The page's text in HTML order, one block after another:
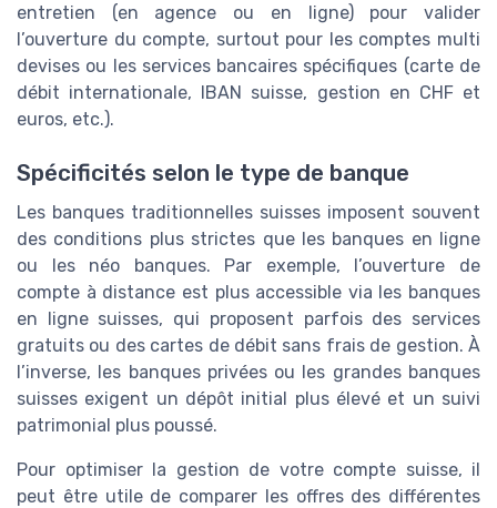
entretien (en agence ou en ligne) pour valider
l’ouverture du compte, surtout pour les comptes multi
devises ou les services bancaires spécifiques (carte de
débit internationale, IBAN suisse, gestion en CHF et
euros, etc.).
Spécificités selon le type de banque
Les banques traditionnelles suisses imposent souvent
des conditions plus strictes que les banques en ligne
ou les néo banques. Par exemple, l’ouverture de
compte à distance est plus accessible via les banques
en ligne suisses, qui proposent parfois des services
gratuits ou des cartes de débit sans frais de gestion. À
l’inverse, les banques privées ou les grandes banques
suisses exigent un dépôt initial plus élevé et un suivi
patrimonial plus poussé.
Pour optimiser la gestion de votre compte suisse, il
peut être utile de comparer les offres des différentes